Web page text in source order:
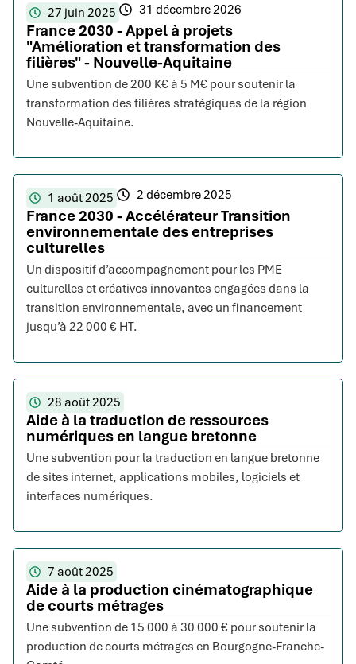
27 juin 2025 31 décembre 2026
France 2030 - Appel à projets
"Amélioration et transformation des
filières" - Nouvelle-Aquitaine
Une subvention de 200 K€ à 5 M€ pour soutenir la
transformation des filières stratégiques de la région
Nouvelle-Aquitaine.
1 août 2025 2 décembre 2025
France 2030 - Accélérateur Transition
environnementale des entreprises
culturelles
Un dispositif d’accompagnement pour les PME
culturelles et créatives innovantes engagées dans la
transition environnementale, avec un financement
jusqu’à 22 000 € HT.
28 août 2025
Aide à la traduction de ressources
numériques en langue bretonne
Une subvention pour la traduction en langue bretonne
de sites internet, applications mobiles, logiciels et
interfaces numériques.
7 août 2025
Aide à la production cinématographique
de courts métrages
Une subvention de 15 000 à 30 000 € pour soutenir la
production de courts métrages en Bourgogne-Franche-